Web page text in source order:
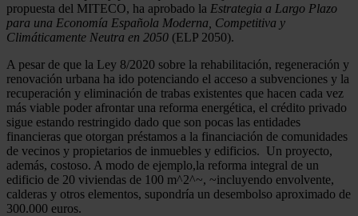
propuesta del MITECO, ha aprobado la Estrategia a Largo Plazo
para una Economía Española Moderna, Competitiva y
Climáticamente Neutra en 2050 (ELP 2050).
A pesar de que la Ley 8/2020 sobre la rehabilitación, regeneración y
renovación urbana ha ido potenciando el acceso a subvenciones y la
recuperación y eliminación de trabas existentes que hacen cada vez
más viable poder afrontar una reforma energética, el crédito privado
sigue estando restringido dado que son pocas las entidades
financieras que otorgan préstamos a la financiación de comunidades
de vecinos y propietarios de inmuebles y edificios. Un proyecto,
además, costoso. A modo de ejemplo,la reforma integral de un
edificio de 20 viviendas de 100 m^2^~, ~incluyendo envolvente,
calderas y otros elementos, supondría un desembolso aproximado de
300.000 euros.